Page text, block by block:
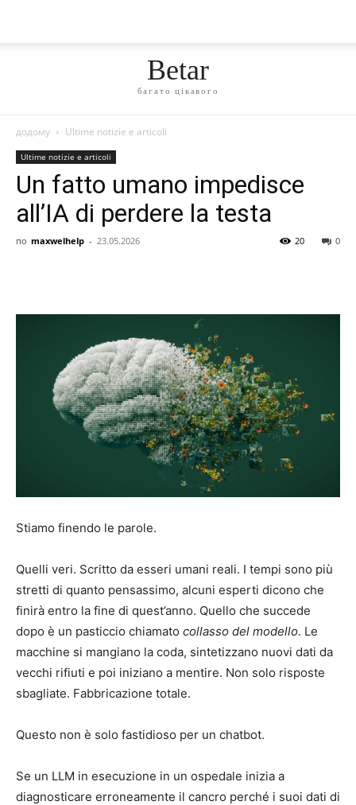
Betar
багато цікавого
додому Ultime notizie e articoli
Ultime notizie e articoli
Un fatto umano impedisce
all’IA di perdere la testa
по maxwelhelp - 23.05.2026 0
20
Stiamo finendo le parole.
Quelli veri. Scritto da esseri umani reali. I tempi sono più
stretti di quanto pensassimo, alcuni esperti dicono che
finirà entro la fine di quest’anno. Quello che succede
dopo è un pasticcio chiamato collasso del modello. Le
macchine si mangiano la coda, sintetizzano nuovi dati da
vecchi rifiuti e poi iniziano a mentire. Non solo risposte
sbagliate. Fabbricazione totale.
Questo non è solo fastidioso per un chatbot.
Se un LLM in esecuzione in un ospedale inizia a
diagnosticare erroneamente il cancro perché i suoi dati di